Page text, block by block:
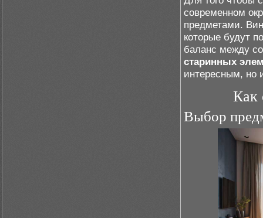
современном
предметами.
которые будут
баланс между
старинных
интересным, но
Как
Выбор